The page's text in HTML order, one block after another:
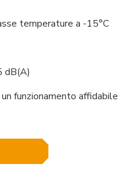
temperature a -15°C
dB(A)
funzionamento affidabile